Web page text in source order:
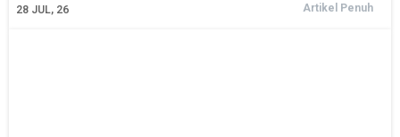
28 JUL, 26 Artikel Penuh